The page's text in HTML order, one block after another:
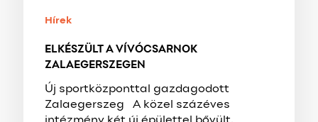
Hírek
ELKÉSZÜLT A VÍVÓCSARNOK
ZALAEGERSZEGEN
Új sportközponttal gazdagodott
Zalaegerszeg A közel százéves